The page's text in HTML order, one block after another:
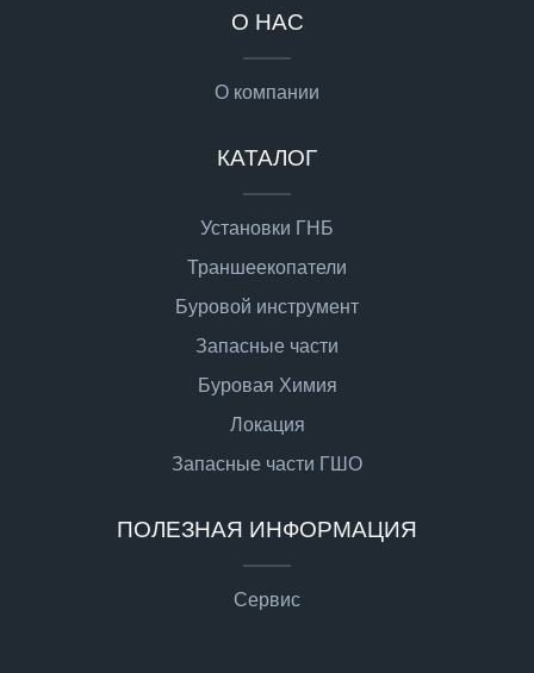
О НАС
О компании
КАТАЛОГ
Установки ГНБ
Траншеекопатели
Буровой инструмент
Запасные части
Буровая Химия
Локация
Запасные части ГШО
ПОЛЕЗНАЯ ИНФОРМАЦИЯ
Сервис